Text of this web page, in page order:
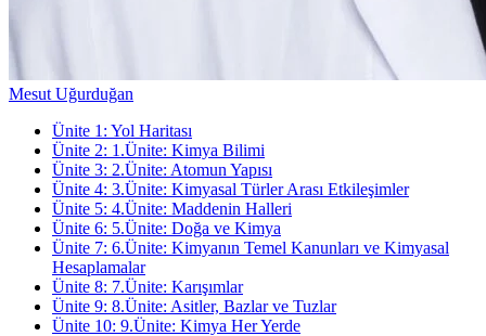
Mesut Uğurduğan
Ünite 1 : Yol Haritası
Ünite 2: 1.Ünite: Kimya Bilimi
Ünite 3: 2.Ünite: Atomun Yapısı
Ünite 4: 3.Ünite: Kimyasal Türler Arası Etkileşimler
Ünite 5: 4.Ünite: Maddenin Halleri
Ünite 6: 5.Ünite: Doğa ve Kimya
Ünite 7: 6.Ünite: Kimyanın Temel Kanunları ve Kimyasal
Hesaplamalar
Ünite 8: 7.Ünite: Karışımlar
Ünite 9: 8.Ünite: Asitler, Bazlar ve Tuzlar
Ünite 10: 9.Ünite: Kimya Her Yerde